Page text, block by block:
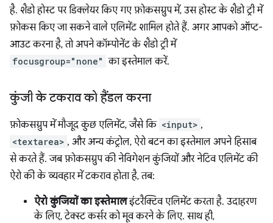
है. शैडो होस्ट पर डिक्लेयर किए गए फ़ोकसग्रुप में, उस होस्ट के शैडो ट्री में
फ़ोकस किए जा सकने वाले एलिमेंट शामिल होते हैं. अगर आपको ऑप्ट-
आउट करना है, तो अपने कॉम्पोनेंट के शैडो ट्री में
focusgroup="none" का इस्तेमाल करें.
कुंजी के टकराव को हैंडल करना
फ़ोकसग्रुप में मौजूद कुछ एलिमेंट, जैसे कि <input> ,
<textarea> , और अन्य कंट्रोल, ऐरो बटन का इस्तेमाल अपने हिसाब
से करते हैं. जब फ़ोकसग्रुप की नेविगेशन कुंजियों और नेटिव एलिमेंट की
ऐरो की के व्यवहार में टकराव होता है, तब:
ऐरो कुंजियों का इस्तेमालइंटरैक्टिव एलिमेंट करता है. उदाहरण
के लिए, टेक्स्ट कर्सर को मूव करने के लिए. साथ ही,